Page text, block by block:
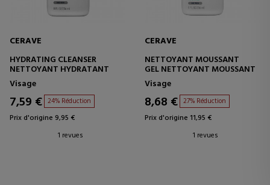
CERAVE
HYDRATING CLEANSER
NETTOYANT HYDRATANT
Visage
7,59 € 24% Réduction
Prix d'origine 9,95 €
1 revues
CERAVE
NETTOYANT MOUSSANT
GEL NETTOYANT MOUSSANT
Visage
8,68 € 27% Réduction
Prix d'origine 11,95 €
1 revues